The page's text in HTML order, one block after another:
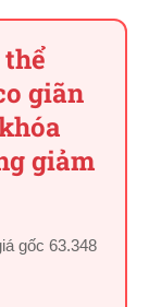
thể
giãn
giảm
gốc 63.348